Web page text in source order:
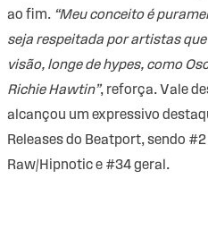
ao fim. “Meu conceito é
seja respeitada por artistas
visão, longe de hypes, como
Richie Hawtin”, reforça. Vale
alcançou um expressivo
Releases do Beatport, sendo
Raw/Hipnotic e #34 geral.